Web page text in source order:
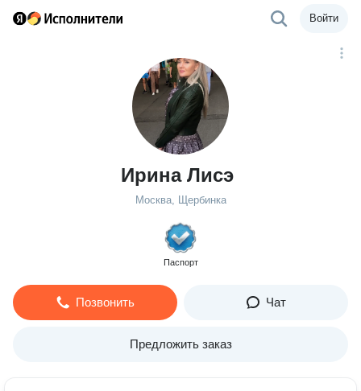
Войти
Ирина Лисэ
Москва, Щербинка
Паспорт
Позвонить Чат
Предложить заказ